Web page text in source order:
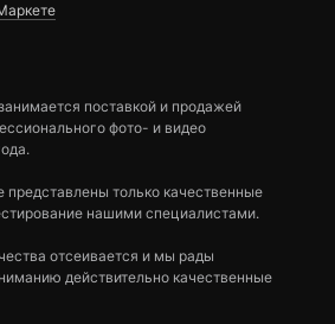
поставкой и продажей
фото- и видео
только качественные
нашими специалистами.
отсеивается и мы рады
действительно качественные